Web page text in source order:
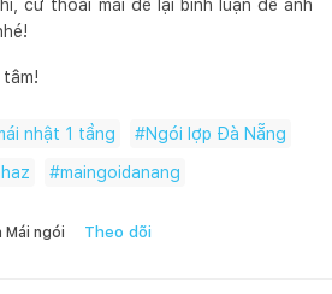
cứ thoải mái để lại bình luận để anh
nhật 1 tầng #Ngói lợp Đà Nẵng
#maingoidanang
Mái ngói Theo dõi